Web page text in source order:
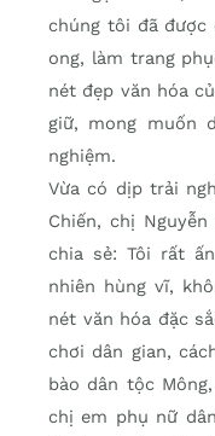
chúng tôi đã được
ong, làm trang
nét đẹp văn hóa
giữ, mong muốn
nghiệm.
Vừa có dịp trải
Chiến, chị
chia sẻ: Tôi rất
nhiên hùng vĩ,
nét văn hóa đặc
chơi dân gian,
bào dân tộc
chị em phụ nữ